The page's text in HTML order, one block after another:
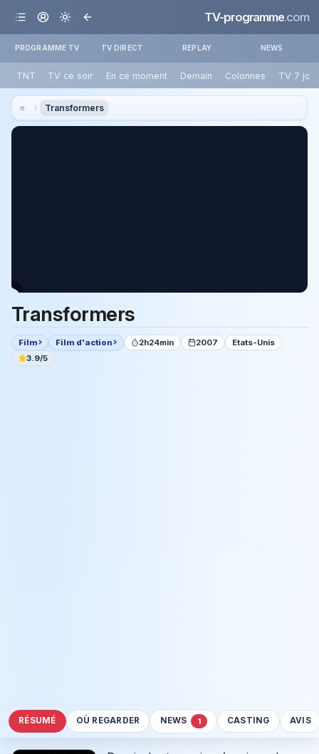
TV-programme.com
PROGRAMME TV TV DIRECT REPLAY NEWS
TNT TV ce soir En ce moment Demain Colonnes TV 7
Transformers
Transformers
Film Film d'action 2h24min 2007
Etats-Unis
3.9/5
RÉSUMÉ OÙ REGARDER NEWS 1 CASTING AVIS